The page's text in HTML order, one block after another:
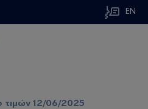
EN
τιμών 12/06/2025